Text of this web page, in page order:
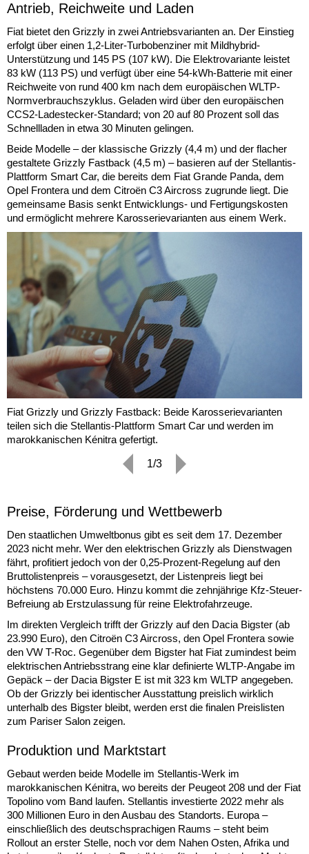
Antrieb, Reichweite und Laden
Fiat bietet den Grizzly in zwei Antriebsvarianten an. Der Einstieg
erfolgt über einen 1,2-Liter-Turbobenziner mit Mildhybrid-
Unterstützung und 145 PS (107 kW). Die Elektrovariante leistet
83 kW (113 PS) und verfügt über eine 54-kWh-Batterie mit einer
Reichweite von rund 400 km nach dem europäischen WLTP-
Normverbrauchszyklus. Geladen wird über den europäischen
CCS2-Ladestecker-Standard; von 20 auf 80 Prozent soll das
Schnellladen in etwa 30 Minuten gelingen.
Beide Modelle – der klassische Grizzly (4,4 m) und der flacher
gestaltete Grizzly Fastback (4,5 m) – basieren auf der Stellantis-
Plattform Smart Car, die bereits dem Fiat Grande Panda, dem
Opel Frontera und dem Citroën C3 Aircross zugrunde liegt. Die
gemeinsame Basis senkt Entwicklungs- und Fertigungskosten
und ermöglicht mehrere Karosserievarianten aus einem Werk.
Fiat Grizzly und Grizzly Fastback: Beide Karosserievarianten
teilen sich die Stellantis-Plattform Smart Car und werden im
marokkanischen Kénitra gefertigt.
1/3
Preise, Förderung und Wettbewerb
Den staatlichen Umweltbonus gibt es seit dem 17. Dezember
2023 nicht mehr. Wer den elektrischen Grizzly als Dienstwagen
fährt, profitiert jedoch von der 0,25-Prozent-Regelung auf den
Bruttolistenpreis – vorausgesetzt, der Listenpreis liegt bei
höchstens 70.000 Euro. Hinzu kommt die zehnjährige Kfz-Steuer-
Befreiung ab Erstzulassung für reine Elektrofahrzeuge.
Im direkten Vergleich trifft der Grizzly auf den Dacia Bigster (ab
23.990 Euro), den Citroën C3 Aircross, den Opel Frontera sowie
den VW T-Roc. Gegenüber dem Bigster hat Fiat zumindest beim
elektrischen Antriebsstrang eine klar definierte WLTP-Angabe im
Gepäck – der Dacia Bigster E ist mit 323 km WLTP angegeben.
Ob der Grizzly bei identischer Ausstattung preislich wirklich
unterhalb des Bigster bleibt, werden erst die finalen Preislisten
zum Pariser Salon zeigen.
Produktion und Marktstart
Gebaut werden beide Modelle im Stellantis-Werk im
marokkanischen Kénitra, wo bereits der Peugeot 208 und der Fiat
Topolino vom Band laufen. Stellantis investierte 2022 mehr als
300 Millionen Euro in den Ausbau des Standorts. Europa –
einschließlich des deutschsprachigen Raums – steht beim
Rollout an erster Stelle, noch vor dem Nahen Osten, Afrika und